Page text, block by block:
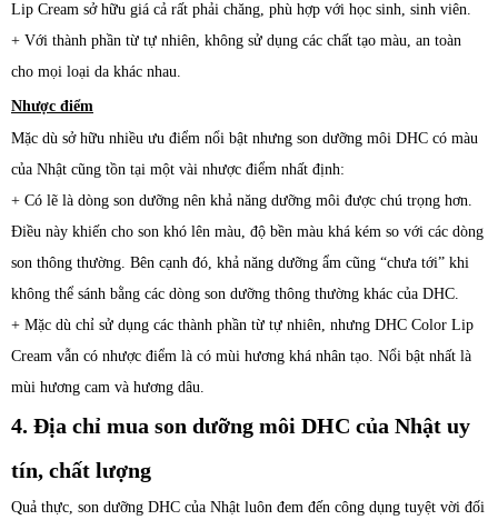
Lip Cream sở hữu giá cả rất phải chăng, phù hợp với học sinh, sinh viên.
+ Với thành phần từ tự nhiên, không sử dụng các chất tạo màu, an toàn
cho mọi loại da khác nhau.
Nhược điểm
Mặc dù sở hữu nhiều ưu điểm nổi bật nhưng son dưỡng môi DHC có màu
của Nhật cũng tồn tại một vài nhược điểm nhất định:
+ Có lẽ là dòng son dưỡng nên khả năng dưỡng môi được chú trọng hơn.
Điều này khiến cho son khó lên màu, độ bền màu khá kém so với các dòng
son thông thường. Bên cạnh đó, khả năng dưỡng ẩm cũng “chưa tới” khi
không thể sánh bằng các dòng son dưỡng thông thường khác của DHC.
+ Mặc dù chỉ sử dụng các thành phần từ tự nhiên, nhưng DHC Color Lip
Cream vẫn có nhược điểm là có mùi hương khá nhân tạo. Nổi bật nhất là
mùi hương cam và hương dâu.
4. Địa chỉ mua son dưỡng môi DHC của Nhật uy
tín, chất lượng
Quả thực, son dưỡng DHC của Nhật luôn đem đến công dụng tuyệt vời đối